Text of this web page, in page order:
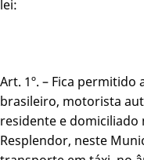
lei:
Art. 1º. – Fica permitido
brasileiro, motorista
residente e domiciliado
Resplendor, neste